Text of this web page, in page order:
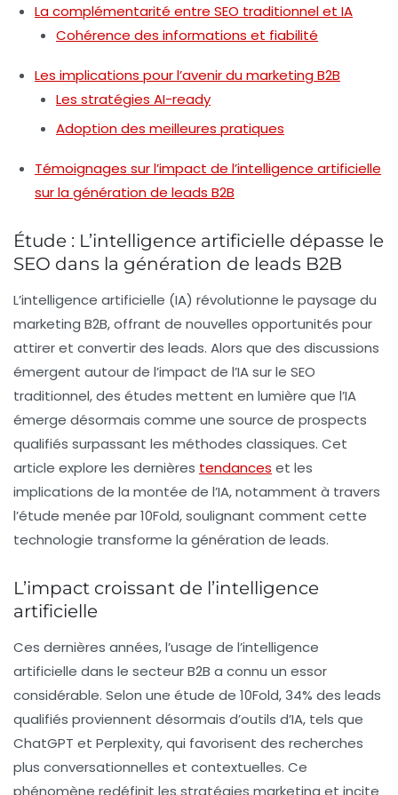
La complémentarité entre SEO traditionnel et IA
Cohérence des informations et fiabilité
Les implications pour l’avenir du marketing B2B
Les stratégies AI-ready
Adoption des meilleures pratiques
Témoignages sur l’impact de l’intelligence artificielle
sur la génération de leads B2B
Étude : L’intelligence artificielle dépasse le
SEO dans la génération de leads B2B
L’intelligence artificielle (IA) révolutionne le paysage du
marketing B2B, offrant de nouvelles opportunités pour
attirer et convertir des leads. Alors que des discussions
émergent autour de l’impact de l’IA sur le SEO
traditionnel, des études mettent en lumière que l’IA
émerge désormais comme une source de prospects
qualifiés surpassant les méthodes classiques. Cet
article explore les dernières tendances et les
implications de la montée de l’IA, notamment à travers
l’étude menée par 10Fold, soulignant comment cette
technologie transforme la génération de leads.
L’impact croissant de l’intelligence
artificielle
Ces dernières années, l’usage de l’intelligence
artificielle dans le secteur B2B a connu un essor
considérable. Selon une étude de 10Fold, 34% des leads
qualifiés proviennent désormais d’outils d’IA, tels que
ChatGPT et Perplexity, qui favorisent des recherches
plus conversationnelles et contextuelles. Ce
phénomène redéfinit les stratégies marketing et incite